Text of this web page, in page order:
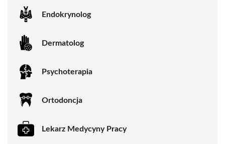
Endokrynolog
Dermatolog
Psychoterapia
Ortodoncja
Lekarz Medycyny Pracy